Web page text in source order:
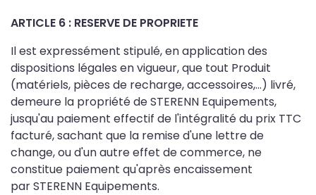
ARTICLE 6 : RESERVE DE PROPRIETE
Il est expressément stipulé, en application des
dispositions légales en vigueur, que tout Produit
(matériels, pièces de recharge, accessoires,…) livré,
demeure la propriété de STERENN Equipements,
jusqu'au paiement effectif de l'intégralité du prix TTC
facturé, sachant que la remise d'une lettre de
change, ou d'un autre effet de commerce, ne
constitue paiement qu'après encaissement
par STERENN Equipements.